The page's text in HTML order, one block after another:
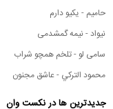
حامیم - یکیو دارم
نیواد - نیمه گمشدمی
سامی لو - تلخم همچو شراب
محمود التركي - عاشق مجنون
جدیدترین ها در نکست وان